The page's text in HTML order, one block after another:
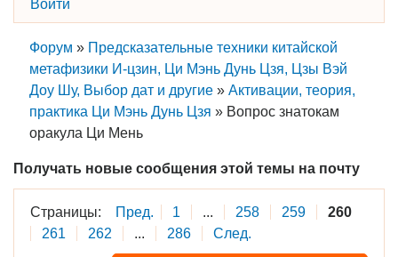
Войти
Форум » Предсказательные техники китайской
метафизики И-цзин, Ци Мэнь Дунь Цзя, Цзы Вэй
Доу Шу, Выбор дат и другие » Активации, теория,
практика Ци Мэнь Дунь Цзя » Вопрос знатокам
оракула Ци Мень
Получать новые сообщения этой темы на почту
Страницы: Пред. 1 ... 258 259
260
261
262 ... 286 След.